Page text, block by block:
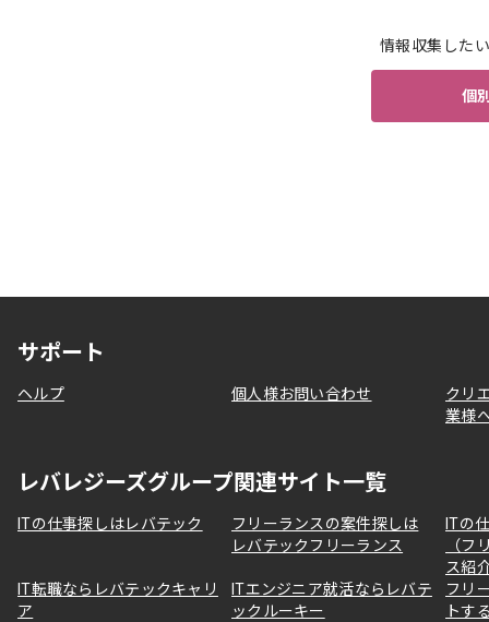
情報収集した
個
サポート
ヘルプ 個人様お問い合わせ
クリ
業様
レバレジーズグループ関連サイト一覧
ITの仕事探しはレバテック
フリーランスの案件探しは
レバテックフリーランス
ITの
（フ
ス紹
IT転職ならレバテックキャリ
ア
ITエンジニア就活ならレバテ
ックルーキー
フリ
トす